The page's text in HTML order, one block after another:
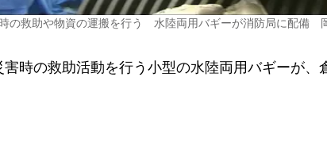
の救助や物資の運搬を行う 水陸両用バギーが消防局に配備
時の救助活動を行う小型の水陸両用バギーが、